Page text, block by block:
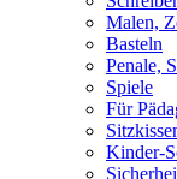
Malen,
Basteln
Penale,
Spiele
Für
Kinder-